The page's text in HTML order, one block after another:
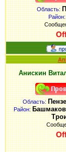
Область:
Район:
Анискин
Область:
Район: